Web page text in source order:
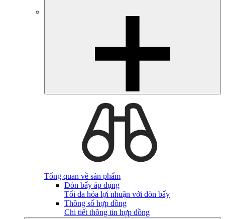
Tổng quan về sản phẩm
Đòn bẩy áp dụng
Tối đa hóa lợi nhuận với đòn bẩy
Thông số hợp đồng
Chi tiết thông tin hợp đồng